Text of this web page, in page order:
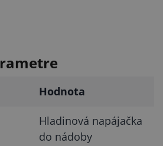
Hodnota
Hladinová napájačka
do nádoby